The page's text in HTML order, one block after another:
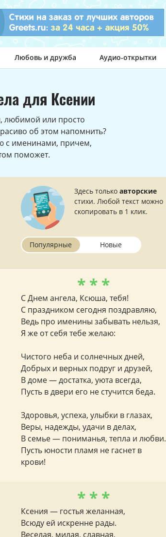
Любовь и дружба Аудио-открытки
для Ксении
любимой или просто
об этом напомнить?
с именинами, причем,
поможет.
Здесь только авторские
стихи. Любой текст можно
скопировать в 1 клик.
Популярные Новые
* * *
С Днем ангела, Ксюша, тебя!
С праздником сегодня поздравляю,
Ведь про именины забывать нельзя,
Я же от себя тебе желаю:
Чистого неба и солнечных дней,
Добрых и верных подруг и друзей,
В доме — достатка, уюта всегда,
Пусть в двери его не стучится беда.
Здоровья, успеха, улыбки в глазах,
Веры, надежды, удачи в делах,
В семье — пониманья, тепла и любви.
Пусть юности пламя не гаснет в
крови!
* * *
Ксения — гостья желанная,
Всюду ей искренне рады.
Веселая, милая, славная,